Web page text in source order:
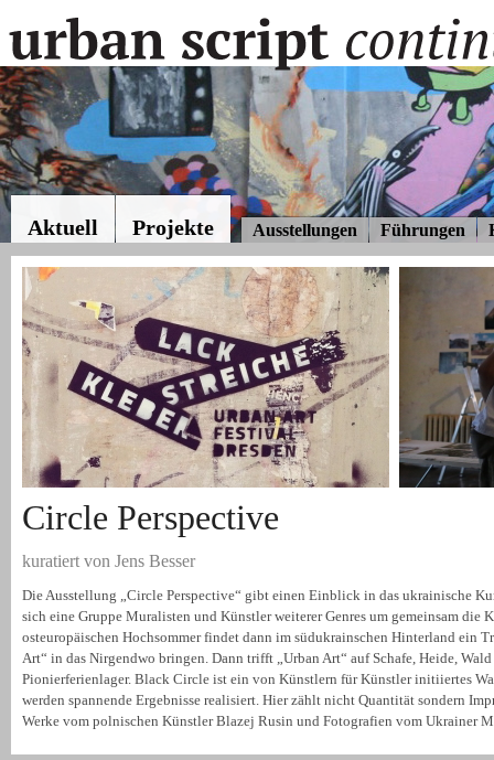
Aktuell Projekte Ausstellungen Führungen
Circle Perspective
kuratiert von Jens Besser
Die Ausstellung „Circle Perspective“ gibt einen Einblick in das ukrainische
sich eine Gruppe Muralisten und Künstler weiterer Genres um gemeinsam die
osteuropäischen Hochsommer findet dann im südukrainschen Hinterland ein
Art“ in das Nirgendwo bringen. Dann trifft „Urban Art“ auf Schafe, Heide,
Pionierferienlager. Black Circle ist ein von Künstlern für Künstler initiiertes
werden spannende Ergebnisse realisiert. Hier zählt nicht Quantität sondern
Werke vom polnischen Künstler Blazej Rusin und Fotografien vom Ukrainer